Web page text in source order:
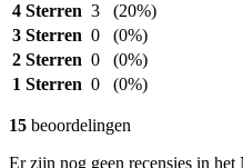
4 Sterren 3
(20%)
3 Sterren 0
(0%)
2 Sterren 0
(0%)
1 Sterren 0 (0%)
15 beoordelingen
Er zijn nog geen recensies in het